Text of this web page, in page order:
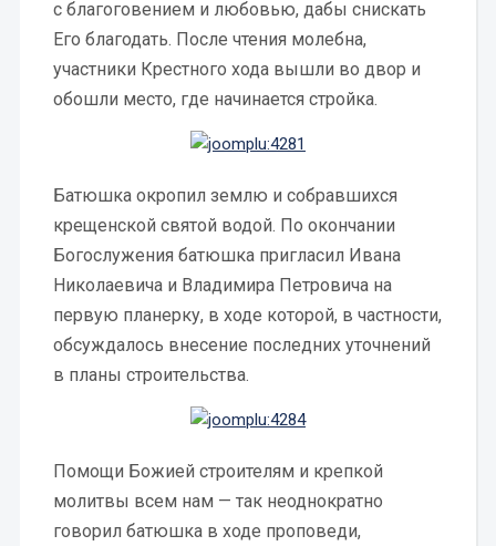
с благоговением и любовью, дабы снискать
Его благодать. После чтения молебна,
участники Крестного хода вышли во двор и
обошли место, где начинается стройка.
Батюшка окропил землю и собравшихся
крещенской святой водой. По окончании
Богослужения батюшка пригласил Ивана
Николаевича и Владимира Петровича на
первую планерку, в ходе которой, в частности,
обсуждалось внесение последних уточнений
в планы строительства.
Помощи Божией строителям и крепкой
молитвы всем нам — так неоднократно
говорил батюшка в ходе проповеди,